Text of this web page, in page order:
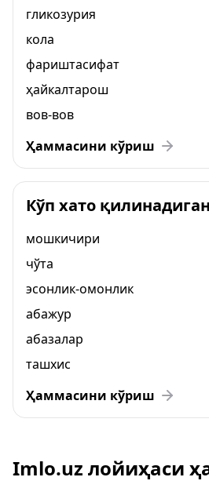
гликозурия
кола
фариштасифат
ҳайкалтарош
вов-вов
Ҳаммасини кўриш
Кўп хато
мошкичири
чўта
эсонлик-омонлик
абажур
абазалар
ташхис
Ҳаммасини кўриш
Imlo.uz лойиҳаси